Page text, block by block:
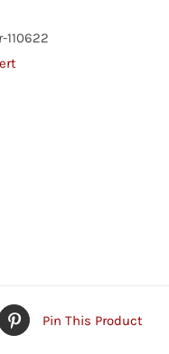
110622
Pin This Product